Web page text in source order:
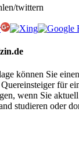
twittern
können Sie
für
wenn Sie
studieren oder